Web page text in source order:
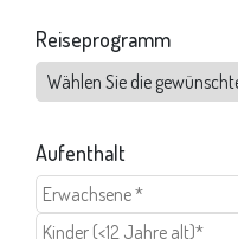
Reiseprogramm
Aufenthalt